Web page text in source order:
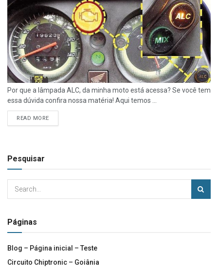
Por que a lâmpada ALC, da minha moto está acessa? Se você tem
essa dúvida confira nossa matéria! Aqui temos ...
READ MORE
Pesquisar
Páginas
Blog – Página inicial – Teste
Circuito Chiptronic – Goiânia